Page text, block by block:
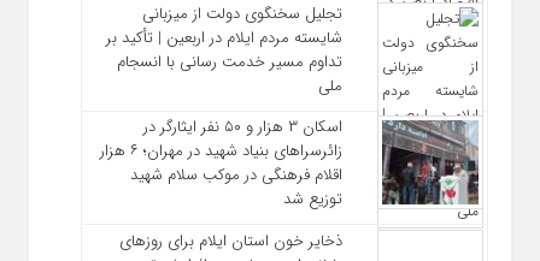
تجلیل سخنگوی دولت از میزبانی
شایسته مردم ایلام در اربعین | تأکید بر
تداوم مسیر خدمت‌ رسانی با انسجام
ملی
اسکان ۳ هزار و ۵۰ نفر ایثارگر در
زائرسراهای بنیاد شهید در مهران؛ ۶ هزار
اقلام فرهنگی در موکب سلام شهید
توزیع شد
ذخایر خون استان ایلام برای روزهای